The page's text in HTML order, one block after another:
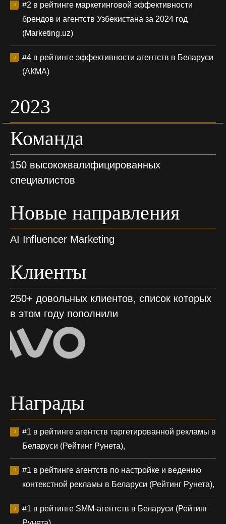
#2 в рейтинге маркетинговой эффективности
брендов и агентств Узбекистана за 2024 год
(Marketing.uz)
#4 в рейтинге эффективности агентств в Беларуси
(АКМА)
2023
Команда
150 высококвалифицированных
специалистов
Новые направления
AI Influencer Marketing
Клиенты
250+ довольных клиентов, список которых
в этом году пополнили
Награды
#1 в рейтинге агентств таргетированной рекламы в
Беларуси (Рейтинг Рунета),
#1 в рейтинге агентств по настройке и ведению
контекстной рекламы в Беларуси (Рейтинг Рунета),
#1 в рейтинге SMM-агентств в Беларуси (Рейтинг